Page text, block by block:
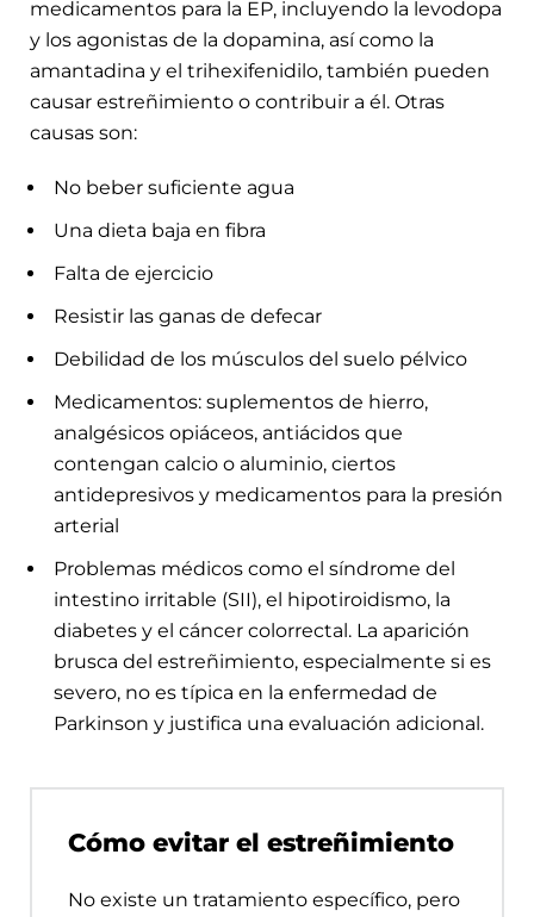
medicamentos para la EP, incluyendo la levodopa
y los agonistas de la dopamina, así como la
amantadina y el trihexifenidilo, también pueden
causar estreñimiento o contribuir a él. Otras
causas son:
No beber suficiente agua
Una dieta baja en fibra
Falta de ejercicio
Resistir las ganas de defecar
Debilidad de los músculos del suelo pélvico
Medicamentos: suplementos de hierro,
analgésicos opiáceos, antiácidos que
contengan calcio o aluminio, ciertos
antidepresivos y medicamentos para la presión
arterial
Problemas médicos como el síndrome del
intestino irritable (SII), el hipotiroidismo, la
diabetes y el cáncer colorrectal. La aparición
brusca del estreñimiento, especialmente si es
severo, no es típica en la enfermedad de
Parkinson y justifica una evaluación adicional.
Cómo evitar el estreñimiento
No existe un tratamiento específico, pero